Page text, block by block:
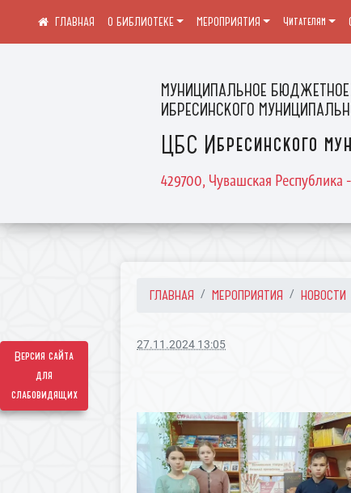
Версия сайта
для
слабовидящих
МУНИЦИПАЛЬНОЕ
ИБРЕСИНСКОГО
ЦБС Ибресинского
429700, Чувашская
О БИБЛИОТЕКЕ МЕРОПРИЯТИЯ Читателям
ГЛАВНАЯ МЕРОПРИЯТИЯ НОВОСТИ
27.11.2024 13:05